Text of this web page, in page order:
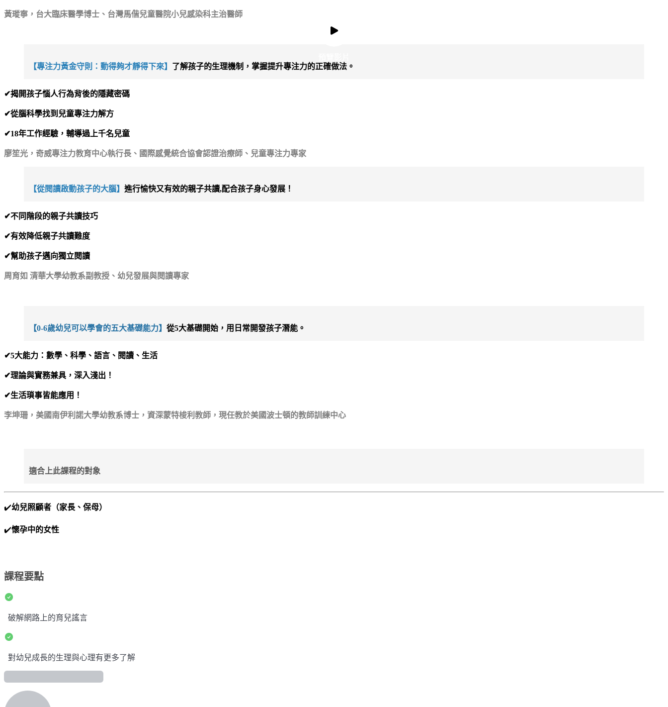
黃瑽寧，台大臨床醫學博士、台灣馬偕兒童醫院小兒感染科主治醫師
【專注力黃金守則：動得夠才靜得下來】 了解孩子的生理機制，掌握提升專注力的正確做法。
✔揭開孩子惱人行為背後的隱藏密碼
✔從腦科學找到兒童專注力解方
✔18年工作經驗，輔導過上千名兒童
廖笙光，奇威專注力教育中心執行長、國際感覺統合協會認證治療師、兒童專注力專家
【從閱讀啟動孩子的大腦】 進行愉快又有效的親子共讀,配合孩子身心發展！
✔不同階段的親子共讀技巧
✔有效降低親子共讀難度
✔幫助孩子邁向獨立閱讀
周育如 清華大學幼教系副教授、幼兒發展與閱讀專家
【0-6歲幼兒可以學會的五大基礎能力】 從5大基礎開始，用日常開發孩子潛能。
✔5大能力：數學、科學、語言、閱讀、生活
✔理論與實務兼具，深入淺出！
✔生活瑣事皆能應用！
李坤珊，美國南伊利諾大學幼教系博士，資深蒙特梭利教師，現任教於美國波士頓的教師訓練中心
適合上此課程的對象
✔️幼兒照顧者（家長、保母）
✔️懷孕中的女性
課程要點
破解網路上的育兒謠言
對幼兒成長的生理與心理有更多了解